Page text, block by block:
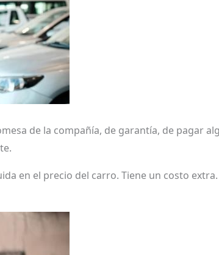
de la compañía, de garantía, de pagar
en el precio del carro. Tiene un costo